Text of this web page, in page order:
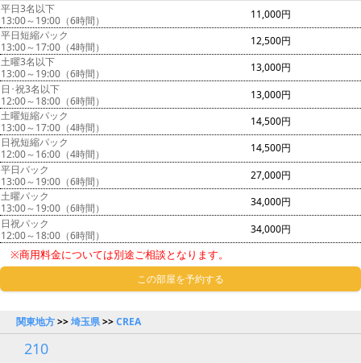
平日3名以下
13:00～19:00（6時間）
11,000円
平日短縮パック
13:00～17:00（4時間）
12,500円
土曜3名以下
13:00～19:00（6時間）
13,000円
日･祝3名以下
12:00～18:00（6時間）
13,000円
土曜短縮パック
13:00～17:00（4時間）
14,500円
日祝短縮パック
12:00～16:00（4時間）
14,500円
平日パック
13:00～19:00（6時間）
27,000円
土曜パック
13:00～19:00（6時間）
34,000円
日祝パック
12:00～18:00（6時間）
34,000円
※商用料金については別途ご相談となります。
この部屋を予約する
関東地方>>埼玉県>>CREA
210